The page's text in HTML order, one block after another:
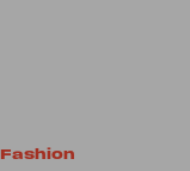
Fashion